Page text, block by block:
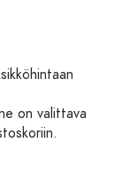
on valittava